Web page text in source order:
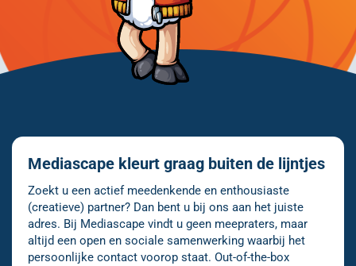
Mediascape kleurt graag buiten de lijntjes
Zoekt u een actief meedenkende en enthousiaste
(creatieve) partner? Dan bent u bij ons aan het juiste
adres. Bij Mediascape vindt u geen meepraters, maar
altijd een open en sociale samenwerking waarbij het
persoonlijke contact voorop staat. Out-of-the-box